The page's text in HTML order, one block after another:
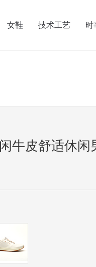
女鞋 技术工艺 时
牛皮舒适休闲